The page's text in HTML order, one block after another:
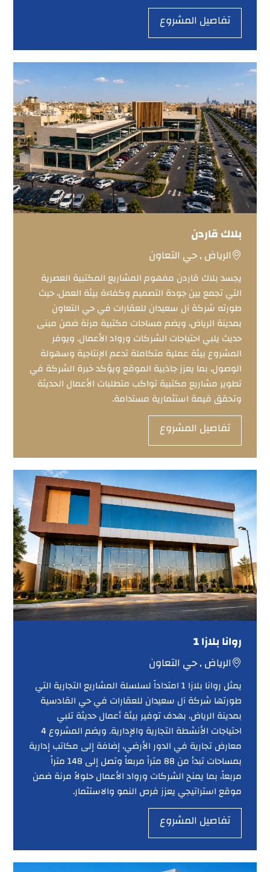
تفاصيل المشروع
بلاك قاردن
الرياض , حي التعاون
يجسد بلاك قاردن مفهوم المشاريع المكتبية العصرية
التي تجمع بين جودة التصميم وكفاءة بيئة العمل، حيث
طورته شركة آل سعيدان للعقارات في حي التعاون
بمدينة الرياض، ويضم مساحات مكتبية مرنة ضمن مبنى
حديث يلبي احتياجات الشركات ورواد الأعمال. ويوفر
المشروع بيئة عملية متكاملة تدعم الإنتاجية وسهولة
الوصول، بما يعزز جاذبية الموقع ويؤكد خبرة الشركة في
تطوير مشاريع مكتبية تواكب متطلبات الأعمال الحديثة
وتحقق قيمة استثمارية مستدامة.
تفاصيل المشروع
روانا بلازا 1
الرياض , حي التعاون
يمثل روانا بلازا 1 امتداداً لسلسلة المشاريع التجارية التي
طورتها شركة آل سعيدان للعقارات في حي القادسية
بمدينة الرياض، بهدف توفير بيئة أعمال حديثة تلبي
احتياجات الأنشطة التجارية والإدارية. ويضم المشروع 4
معارض تجارية في الدور الأرضي، إضافة إلى مكاتب إدارية
بمساحات تبدأ من 88 متراً مربعاً وتصل إلى 148 متراً
مربعاً، بما يمنح الشركات ورواد الأعمال حلولاً مرنة ضمن
موقع استراتيجي يعزز فرص النمو والاستثمار.
تفاصيل المشروع